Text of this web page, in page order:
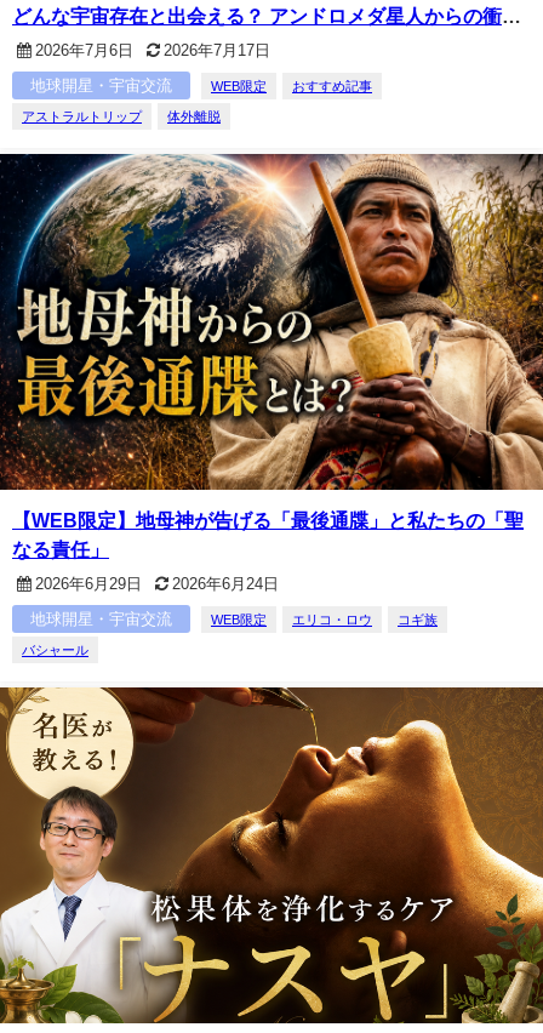
どんな宇宙存在と出会える？ アンドロメダ星人からの衝撃
のメッセージとは？
2026年7月6日 2026年7月17日
地球開星・宇宙交流 WEB限定 おすすめ記事
アストラルトリップ 体外離脱
【WEB限定】地母神が告げる「最後通牒」と私たちの「聖
なる責任」
2026年6月29日 2026年6月24日
地球開星・宇宙交流 WEB限定 エリコ・ロウ コギ族
バシャール